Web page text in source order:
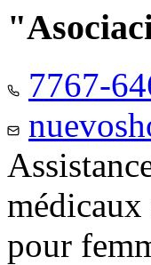
7767-
médicaux
pour